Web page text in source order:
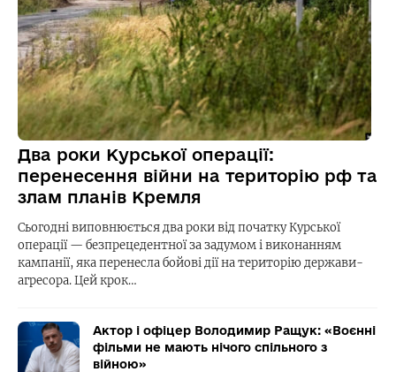
Два роки Курської операції:
перенесення війни на територію рф та
злам планів Кремля
Сьогодні виповнюється два роки від початку Курської
операції — безпрецедентної за задумом і виконанням
кампанії, яка перенесла бойові дії на територію держави-
агресора. Цей крок…
Актор і офіцер Володимир Ращук: «Воєнні
фільми не мають нічого спільного з
війною»